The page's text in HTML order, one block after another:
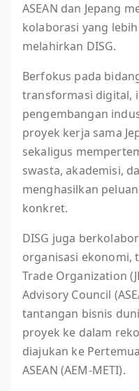
ASEAN dan Jepang
kolaborasi yang
melahirkan DISG.
Berfokus pada
transformasi digital,
pengembangan
proyek kerja sama
sekaligus
swasta, akademisi,
menghasilkan
konkret.
DISG juga
organisasi ekonomi,
Trade Organization
Advisory Council
tantangan bisnis
proyek ke dalam
diajukan ke
ASEAN (AEM-METI).